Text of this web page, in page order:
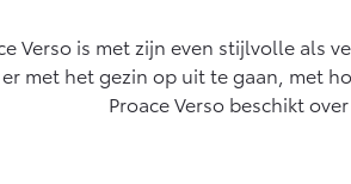
(excl.
Hilux (excl. BTW)
OOK ALS BATTERIJ-
ELEKTRISCH
Verso is met zijn even stijlvolle als
met het gezin op uit te gaan, met
Proace Verso beschikt